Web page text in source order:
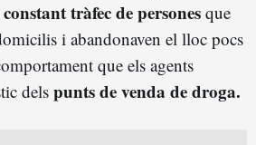
constant tràfec de persones que
i abandonaven el lloc pocs
que els agents
dels punts de venda de droga.